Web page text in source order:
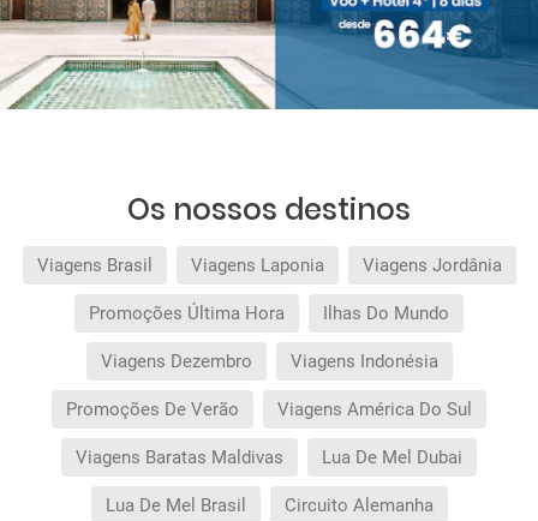
Os nossos destinos
Viagens Brasil Viagens Laponia Viagens Jordânia
Promoções Última Hora Ilhas Do Mundo
Viagens Dezembro Viagens Indonésia
Promoções De Verão Viagens América Do Sul
Viagens Baratas Maldivas Lua De Mel Dubai
Lua De Mel Brasil Circuito Alemanha